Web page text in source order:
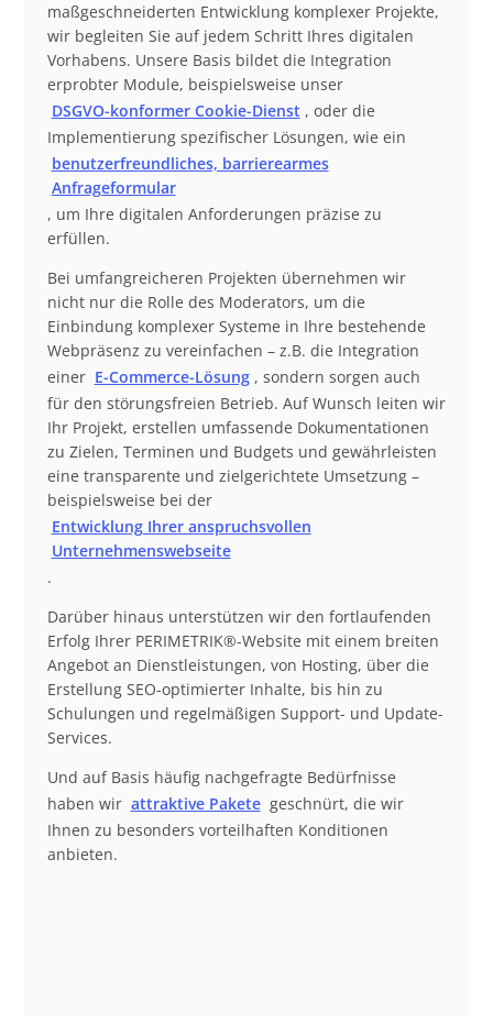
maßgeschneiderten Entwicklung komplexer Projekte,
wir begleiten Sie auf jedem Schritt Ihres digitalen
Vorhabens. Unsere Basis bildet die Integration
erprobter Module, beispielsweise unser
DSGVO-konformer Cookie-Dienst , oder die
Implementierung spezifischer Lösungen, wie ein
benutzerfreundliches, barrierearmes
Anfrageformular
, um Ihre digitalen Anforderungen präzise zu
erfüllen.
Bei umfangreicheren Projekten übernehmen wir
nicht nur die Rolle des Moderators, um die
Einbindung komplexer Systeme in Ihre bestehende
Webpräsenz zu vereinfachen – z.B. die Integration
einer E-Commerce-Lösung , sondern sorgen auch
für den störungsfreien Betrieb. Auf Wunsch leiten wir
Ihr Projekt, erstellen umfassende Dokumentationen
zu Zielen, Terminen und Budgets und gewährleisten
eine transparente und zielgerichtete Umsetzung –
beispielsweise bei der
Entwicklung Ihrer anspruchsvollen
Unternehmenswebseite
.
Darüber hinaus unterstützen wir den fortlaufenden
Erfolg Ihrer PERIMETRIK®-Website mit einem breiten
Angebot an Dienstleistungen, von Hosting, über die
Erstellung SEO-optimierter Inhalte, bis hin zu
Schulungen und regelmäßigen Support- und Update-
Services.
Und auf Basis häufig nachgefragte Bedürfnisse
haben wir attraktive Pakete geschnürt, die wir
Ihnen zu besonders vorteilhaften Konditionen
anbieten.